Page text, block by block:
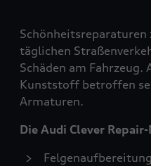
Schönheitsreparaturen
täglichen
Schäden am Fahrzeug.
Kunststoff betroffen
Armaturen.
Die Audi Clever
Felgenaufbereitung